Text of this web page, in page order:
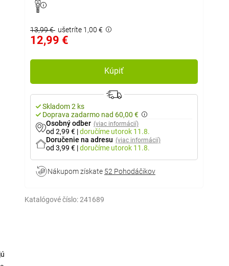
13,99 € ušetríte 1,00 €
12,99 €
Kúpiť
Skladom 2 ks
Doprava zadarmo nad 60,00 €
Osobný odber (viac informácií)
od 2,99 € |doručíme utorok 11.8.
Doručenie na adresu (viac informácií)
od 3,99 € |doručíme utorok 11.8.
Nákupom získate 52 Pohodáčikov
Katalógové číslo:241689